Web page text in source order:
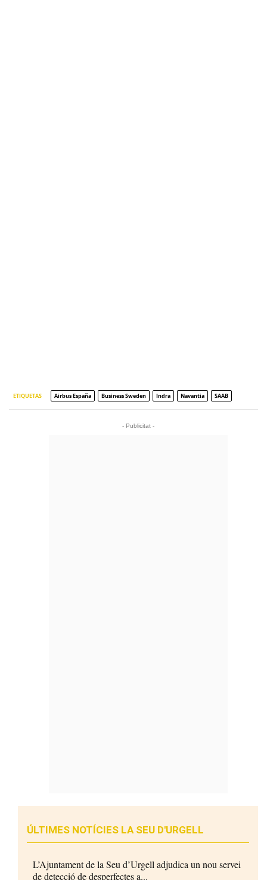
ETIQUETAS Airbus España Business Sweden Indra Navantia SAAB
- Publicitat -
ÚLTIMES NOTÍCIES LA SEU D'URGELL
L’Ajuntament de la Seu d’Urgell adjudica un nou servei
de detecció de desperfectes a...